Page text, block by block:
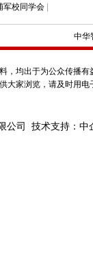
军校同学会
中华
均出于为公众传播
大家浏览，请及时用
公司 技术支持：